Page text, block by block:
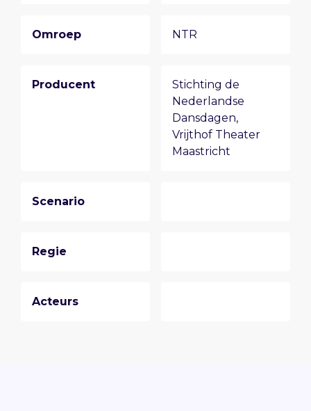
Omroep NTR
Producent
Stichting de
Nederlandse
Dansdagen,
Vrijthof Theater
Maastricht
Scenario
Regie
Acteurs